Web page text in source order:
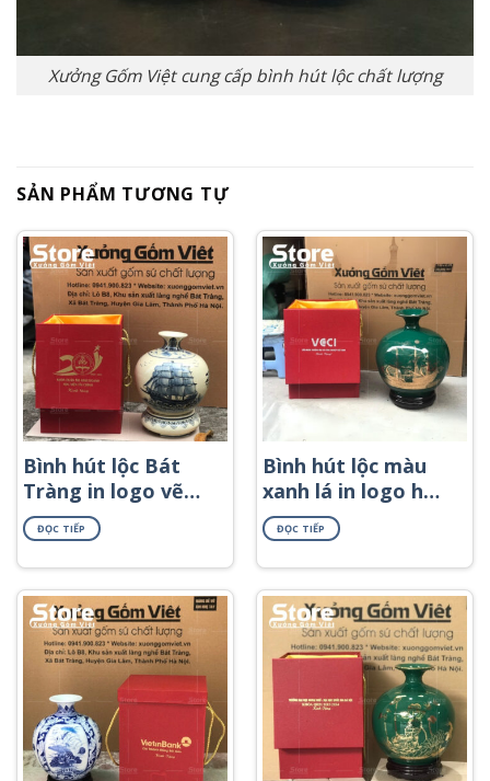
Xưởng Gốm Việt cung cấp bình hút lộc chất lượng
SẢN PHẨM TƯƠNG TỰ
Bình hút lộc Bát
Tràng in logo vẽ
nhị cảnh thuyền
buồm bát mã BHL-
33
ĐỌC TIẾP
Bình hút lộc màu
xanh lá in logo họa
tiết thuận buồm
xuôi gió in decal
vàng BHL-46
ĐỌC TIẾP